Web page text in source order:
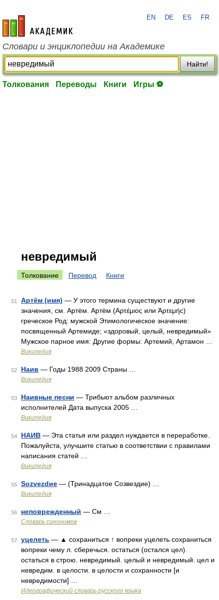
academic.ru
EN DE ES FR
Словари и энциклопедии на Академике
Найти!
Толкования Переводы Книги Игры ⚽
невредимый
Толкование Перевод Книги
51 Артём (имя) — У этого термина существуют и другие
значения, см. Артём. Артём (Αρτέμιος или Ἀρτεμήс)
греческое Род: мужской Этимологическое значение:
посвященный Артемиде; «здоровый, целый, невредимый»
Мужское парное имя: Другие формы: Артемий, Артамон …
Википедия
52 Наив — Годы 1988 2009 Страны …
Википедия
53 Наивные песни — Трибьют альбом различных
исполнителей Дата выпуска 2005 …
Википедия
54 НАИВ — Эта статья или раздел нуждается в переработке.
Пожалуйста, улучшите статью в соответствии с правилами
написания статей …
Википедия
55 Sozvezdиe — (Тринадцатое Созвездие) …
Википедия
56 неповрежденный — См …
Словарь синонимов
57 уцелеть — ▲ сохраниться ↑ вопреки уцелеть сохраниться
вопреки чему л. сберечься. остаться (остался цел).
остаться в строю. невредимый. целый и невредимый. цел и
невредим. в целости. в целости и сохранности [и
невредимости] …
Идеографический словарь русского языка